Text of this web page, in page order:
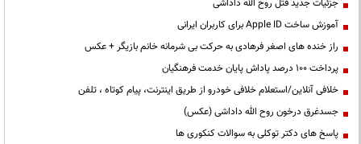
جزئیات جدید قتل روح الله داداشی
آموزش ساخت Apple ID برای کاربران ایرانی
راز خنده های اصغر فرهادی به حرکت بی شرمانه خانم بازیگر + عکس
پرداخت ۱۰۰ درصد پاداش پایان خدمت فرهنگیان
خلافی آنلاین/استعلام خلافی خودرو از طریق اینترنت، پیام کوتاه ، تلفن
جسدغرق درخون روح الله داداشی (عکس)
پاسخ های دکتر توکلی به سوالات کنکوری ها